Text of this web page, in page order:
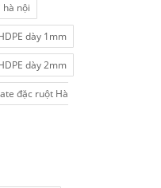
hà nội
dày 1mm
dày 2mm
đặc ruột Hà